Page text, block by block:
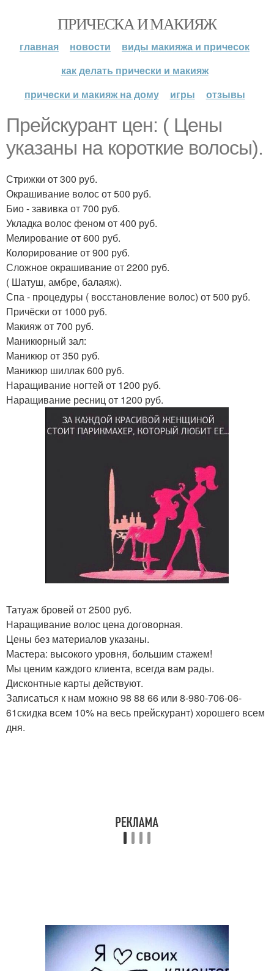
ПРИЧЕСКА И МАКИЯЖ
главная новости
виды макияжа и причесок
как делать прически и макияж
прически и макияж на дому
игры отзывы
Прейскурант цен: ( Цены
указаны на короткие волосы).
Стрижки от 300 руб.
Окрашивание волос от 500 руб.
Био - завивка от 700 руб.
Укладка волос феном от 400 руб.
Мелирование от 600 руб.
Колорирование от 900 руб.
Сложное окрашивание от 2200 руб.
( Шатуш, амбре, балаяж).
Спа - процедуры ( восстановление волос) от 500 руб.
Причёски от 1000 руб.
Макияж от 700 руб.
Маникюрный зал:
Маникюр от 350 руб.
Маникюр шиллак 600 руб.
Наращивание ногтей от 1200 руб.
Наращивание ресниц от 1200 руб.
Татуаж бровей от 2500 руб.
Наращивание волос цена договорная.
Цены без материалов указаны.
Мастера: высокого уровня, большим стажем!
Мы ценим каждого клиента, всегда вам рады.
Дисконтные карты действуют.
Записаться к нам можно 98 88 66 или 8-980-706-06-
61скидка всем 10% на весь прейскурант) хорошего всем
дня.